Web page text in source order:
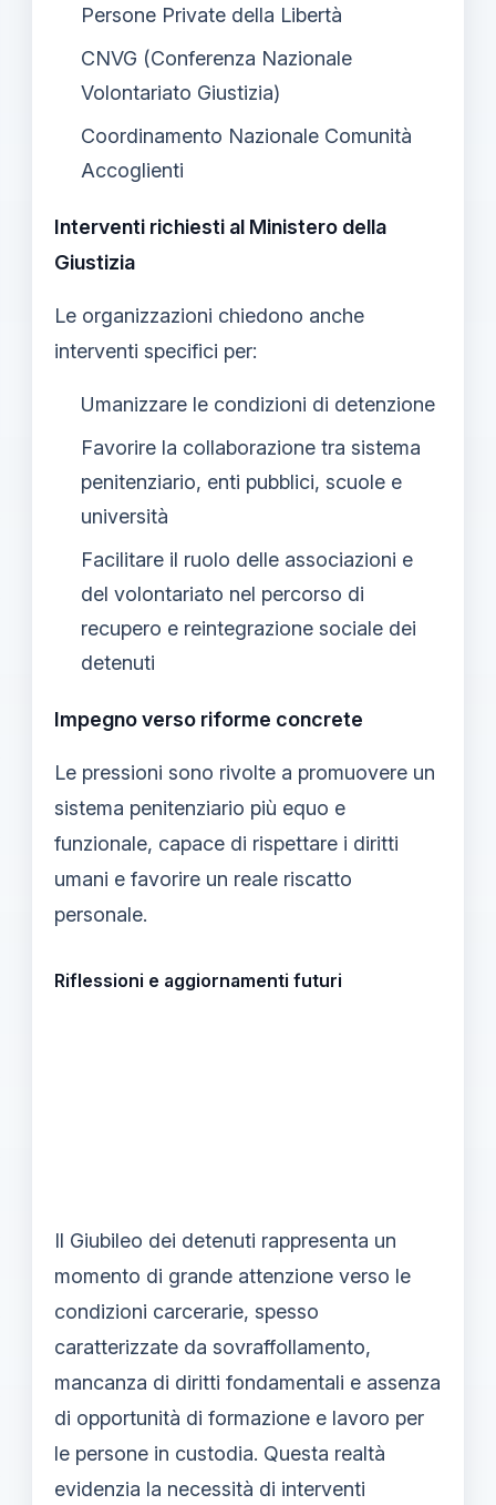
Persone Private della Libertà
CNVG (Conferenza Nazionale
Volontariato Giustizia)
Coordinamento Nazionale Comunità
Accoglienti
Interventi richiesti al Ministero della
Giustizia
Le organizzazioni chiedono anche
interventi specifici per:
Umanizzare le condizioni di detenzione
Favorire la collaborazione tra sistema
penitenziario, enti pubblici, scuole e
università
Facilitare il ruolo delle associazioni e
del volontariato nel percorso di
recupero e reintegrazione sociale dei
detenuti
Impegno verso riforme concrete
Le pressioni sono rivolte a promuovere un
sistema penitenziario più equo e
funzionale, capace di rispettare i diritti
umani e favorire un reale riscatto
personale.
Riflessioni e aggiornamenti futuri
Il Giubileo dei detenuti rappresenta un
momento di grande attenzione verso le
condizioni carcerarie, spesso
caratterizzate da sovraffollamento,
mancanza di diritti fondamentali e assenza
di opportunità di formazione e lavoro per
le persone in custodia. Questa realtà
evidenzia la necessità di interventi